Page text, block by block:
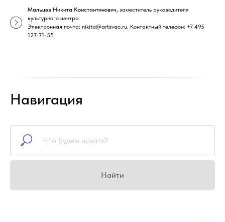
Мальцев Никита Константинович, заместитель руководителя
культурного центра
Электронная почта: nikita@artsvao.ru. Контактный телефон: +7 495
127-71-55
Навигация
Найти